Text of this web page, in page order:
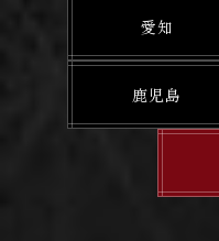
愛知
鹿児島